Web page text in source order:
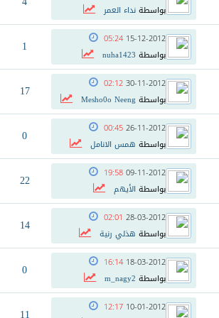
بواسطةنداء العمر
15-12-2012
05:24
بواسطة nuha1423
1
30-11-2012
02:12
بواسطةMesho0o Neeng
17
26-11-2012
00:45
بواسطة همس الانامل 0
09-11-2012
19:58
بواسطة الأيهم 22
28-03-2012
02:01
بواسطة هذلي رنية 14
18-03-2012
16:14
بواسطة m_nagy2
0
10-01-2012
12:17